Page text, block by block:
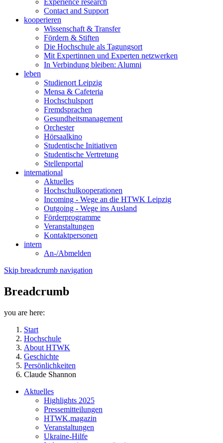
Experience research
Contact and Support
kooperieren
Wissenschaft & Transfer
Fördern & Stiften
Die Hochschule als Tagungsort
Mit Expertinnen und Experten netzwerken
In Verbindung bleiben: Alumni
leben
Studienort Leipzig
Mensa & Cafeteria
Hochschulsport
Fremdsprachen
Gesundheitsmanagement
Orchester
Hörsaalkino
Studentische Initiativen
Studentische Vertretung
Stellenportal
international
Aktuelles
Hochschulkooperationen
Incoming - Wege an die HTWK Leipzig
Outgoing - Wege ins Ausland
Förderprogramme
Veranstaltungen
Kontaktpersonen
intern
An-/Abmelden
Skip breadcrumb navigation
Breadcrumb
you are here:
Start
Hochschule
About HTWK
Geschichte
Persönlichkeiten
Claude Shannon
Aktuelles
Highlights 2025
Pressemitteilungen
HTWK.magazin
Veranstaltungen
Ukraine-Hilfe